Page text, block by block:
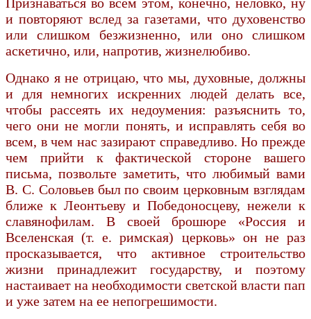
и повторяют вслед за газетами, что духовенство
или слишком безжизненно, или оно слишком
аскетично, или, напротив, жизнелюбиво.
Однако я не отрицаю, что мы, духовные, должны
и для немногих искренних людей делать все,
чтобы рассеять их недоумения: разъяснить то,
чего они не могли понять, и исправлять себя во
всем, в чем нас зазирают справедливо. Но прежде
чем прийти к фактической стороне вашего
письма, позвольте заметить, что любимый вами
В. С. Соловьев был по своим церковным взглядам
ближе к Леонтьеву и Победоносцеву, нежели к
славянофилам. В своей брошюре «Россия и
Вселенская (т. е. римская) церковь» он не раз
просказывается, что активное строительство
жизни принадлежит государству, и поэтому
настаивает на необходимости светской власти пап
и уже затем на ее непогрешимости.